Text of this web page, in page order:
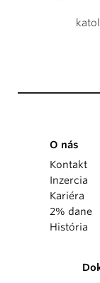
O nás
Kontakt
Inzercia
Kariéra
2% dane
História